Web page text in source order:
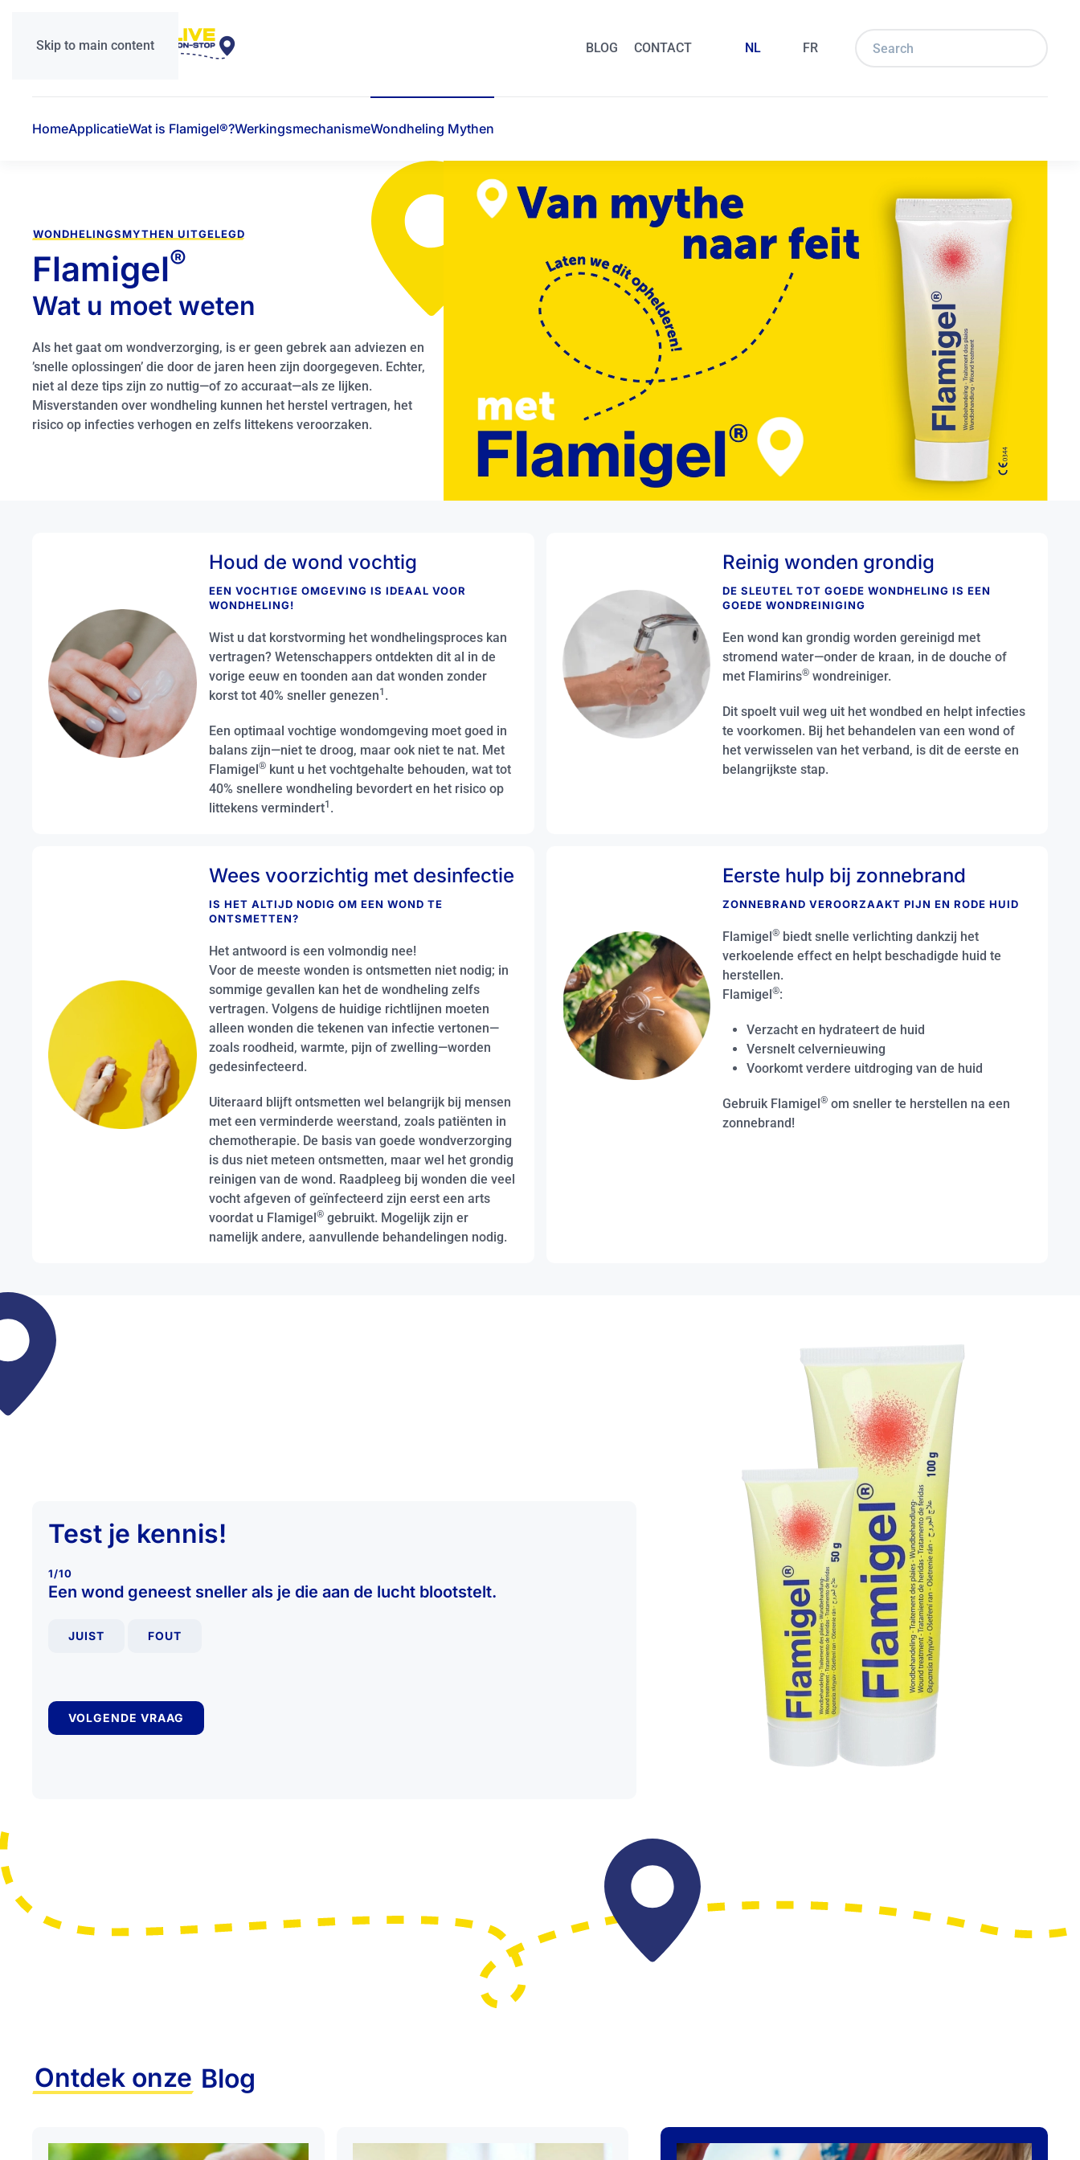
Skip to main content BLOG CONTACT NL FR
HomeApplicatieWat is Flamigel®?WerkingsmechanismeWondheling Mythen
WONDHELINGSMYTHEN UITGELEGD
Flamigel®
Wat u moet weten
Als het gaat om wondverzorging, is er geen gebrek aan adviezen en
’snelle oplossingen’ die door de jaren heen zijn doorgegeven. Echter,
niet al deze tips zijn zo nuttig—of zo accuraat—als ze lijken.
Misverstanden over wondheling kunnen het herstel vertragen, het
risico op infecties verhogen en zelfs littekens veroorzaken.
Houd de wond vochtig
EEN VOCHTIGE OMGEVING IS IDEAAL VOOR
WONDHELING!
Wist u dat korstvorming het wondhelingsproces kan
vertragen? Wetenschappers ontdekten dit al in de
vorige eeuw en toonden aan dat wonden zonder
korst tot 40% sneller genezen1 .
Een optimaal vochtige wondomgeving moet goed in
balans zijn—niet te droog, maar ook niet te nat. Met
Flamigel®kunt u het vochtgehalte behouden, wat tot
40% snellere wondheling bevordert en het risico op
littekens vermindert1 .
Reinig wonden grondig
DE SLEUTEL TOT GOEDE WONDHELING IS EEN
GOEDE WONDREINIGING
Een wond kan grondig worden gereinigd met
stromend water—onder de kraan, in de douche of
met Flamirins® wondreiniger.
Dit spoelt vuil weg uit het wondbed en helpt infecties
te voorkomen. Bij het behandelen van een wond of
het verwisselen van het verband, is dit de eerste en
belangrijkste stap.
Wees voorzichtig met desinfectie
IS HET ALTIJD NODIG OM EEN WOND TE
ONTSMETTEN?
Het antwoord is een volmondig nee!
Voor de meeste wonden is ontsmetten niet nodig; in
sommige gevallen kan het de wondheling zelfs
vertragen. Volgens de huidige richtlijnen moeten
alleen wonden die tekenen van infectie vertonen—
zoals roodheid, warmte, pijn of zwelling—worden
gedesinfecteerd.
Uiteraard blijft ontsmetten wel belangrijk bij mensen
met een verminderde weerstand, zoals patiënten in
chemotherapie. De basis van goede wondverzorging
is dus niet meteen ontsmetten, maar wel het grondig
reinigen van de wond. Raadpleeg bij wonden die veel
vocht afgeven of geïnfecteerd zijn eerst een arts
voordat u Flamigel®gebruikt. Mogelijk zijn er
namelijk andere, aanvullende behandelingen nodig.
Eerste hulp bij zonnebrand
ZONNEBRAND VEROORZAAKT PIJN EN RODE HUID
Flamigel® biedt snelle verlichting dankzij het
verkoelende effect en helpt beschadigde huid te
herstellen.
Flamigel®:
Verzacht en hydrateert de huid
Versnelt celvernieuwing
Voorkomt verdere uitdroging van de huid
Gebruik Flamigel® om sneller te herstellen na een
zonnebrand!
Test je kennis!
1/10
Een wond geneest sneller als je die aan de lucht blootstelt.
JUIST FOUT
VOLGENDE VRAAG
Ontdek onze Blog